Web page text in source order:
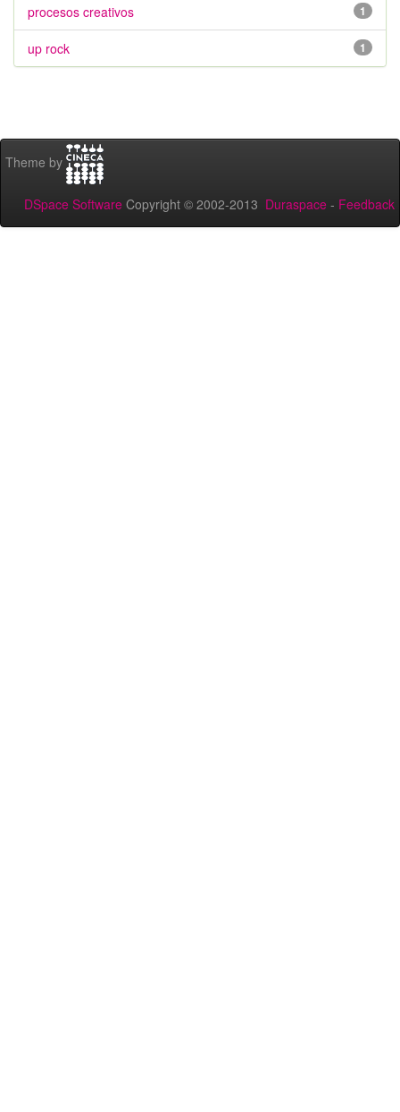
1
procesos creativos
1
up rock
Theme by
DSpace Software Copyright © 2002-2013 Duraspace - Feedback